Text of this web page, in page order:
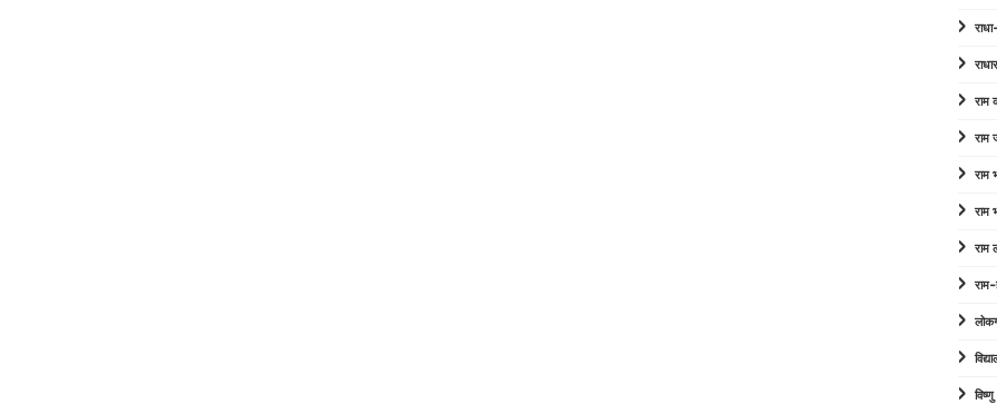
राम
राम
राम
राम
राम